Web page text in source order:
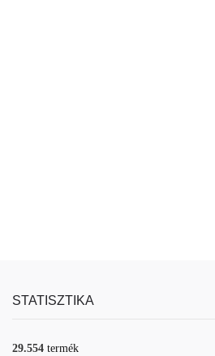
STATISZTIKA
29.554 termék